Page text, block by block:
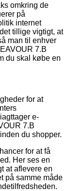
omkring de
på
internet
tillige vigtigt, at
man til enhver
7.B
du skal købe en
for at
e-
7.B
du shopper.
for at få
Her ses en
at aflevere en
på samme måde